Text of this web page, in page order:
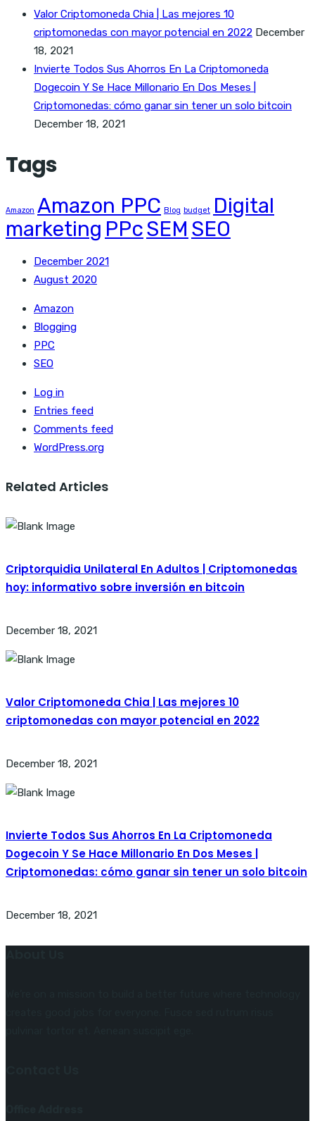
Valor Criptomoneda Chia | Las mejores 10
criptomonedas con mayor potencial en 2022 December
18, 2021
Invierte Todos Sus Ahorros En La Criptomoneda
Dogecoin Y Se Hace Millonario En Dos Meses |
Criptomonedas: cómo ganar sin tener un solo bitcoin
December 18, 2021
Tags
Amazon Amazon PPC Blog budget Digital
marketing PPcSEM SEO
December 2021
August 2020
Amazon
Blogging
PPC
SEO
Log in
Entries feed
Comments feed
WordPress.org
Related Articles
Criptorquidia Unilateral En Adultos | Criptomonedas
hoy: informativo sobre inversión en bitcoin
December 18, 2021
Valor Criptomoneda Chia | Las mejores 10
criptomonedas con mayor potencial en 2022
December 18, 2021
Invierte Todos Sus Ahorros En La Criptomoneda
Dogecoin Y Se Hace Millonario En Dos Meses |
Criptomonedas: cómo ganar sin tener un solo bitcoin
December 18, 2021